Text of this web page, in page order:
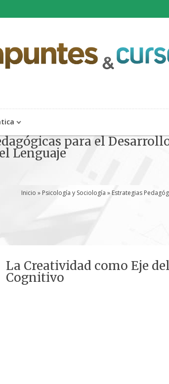
para el
Lenguaje
Inicio » Psicología y Sociología » Estrategias
La Creatividad como Eje
Cognitivo